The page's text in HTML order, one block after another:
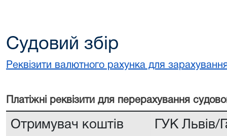
Судовий збір
Реквізити валютного рахунка для
Платiжнi реквiзити для перерахування
Отримувач коштів ГУК Львiв/